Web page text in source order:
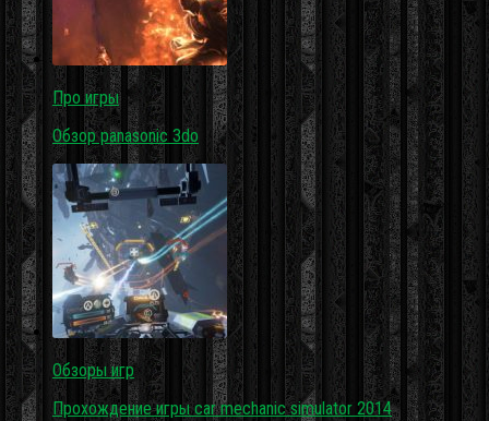
Про игры
Обзор panasonic 3do
Обзоры игр
Прохождение игры car mechanic simulator 2014